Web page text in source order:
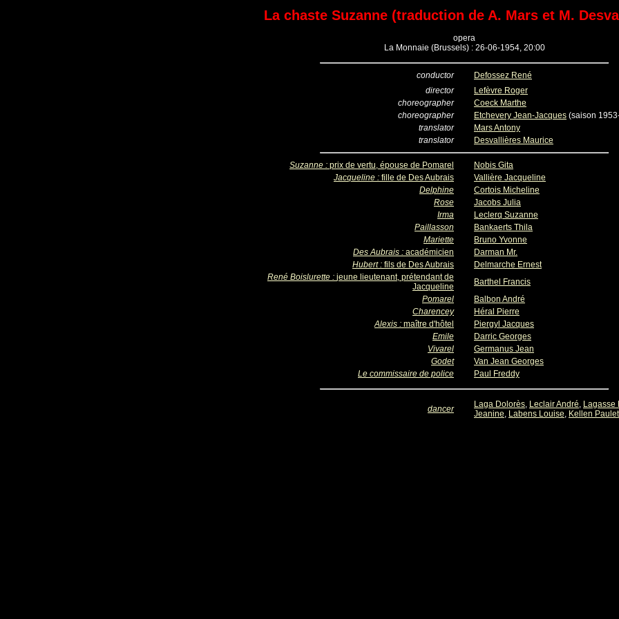
La chaste Suzanne (traduction de A. Mars et M.
opera
La Monnaie (Brussels) : 26-06-1954, 20:00
conductor
Defossez René
director
Lefèvre Roger
choreographer
Coeck Marthe
choreographer
Etchevery Jean-Jacques (saison
translator
Mars Antony
translator
Desvallières Maurice
Suzanne : prix de vertu, épouse de Pomarel
Nobis Gita
Jacqueline : fille de Des Aubrais
Vallière Jacqueline
Delphine
Cortois Micheline
Rose
Jacobs Julia
Irma
Leclerq Suzanne
Paillasson
Bankaerts Thila
Mariette
Bruno Yvonne
Des Aubrais : académicien
Darman Mr.
Hubert : fils de Des Aubrais
Delmarche Ernest
René Boislurette : jeune lieutenant, prétendant de
Jacqueline
Barthel Francis
Pomarel
Balbon André
Charencey
Héral Pierre
Alexis : maître d'hôtel
Piergyl Jacques
Emile
Darric Georges
Vivarel
Germanus Jean
Godet
Van Jean Georges
Le commissaire de police
Paul Freddy
dancer Laga Dolorès, Leclair André, Lagasse
Jeanine, Labens Louise, Kellen